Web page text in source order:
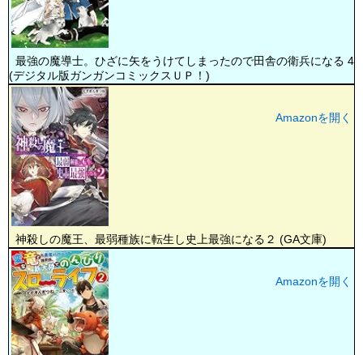
最強の魔導士。ひざに矢をうけてしまったので田舎の衛兵になる 4
(デジタル版ガンガンコミックスＵＰ！)
神殺しの魔王、最弱種族に転生し史上最強になる２ (GA文庫)
Amazonを開く
Amazonを開く